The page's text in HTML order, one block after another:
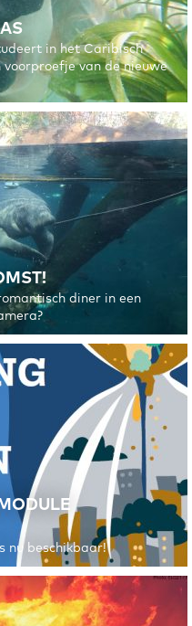
in het Caribisch
van de nieuwe
diner in een
nu beschikbaar!